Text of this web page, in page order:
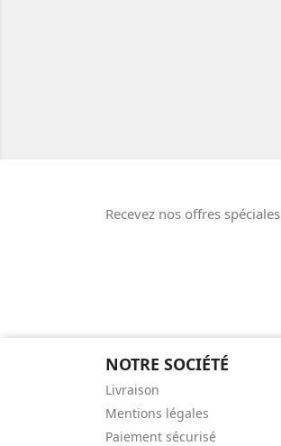
Recevez nos offres spéciales
NOTRE SOCIÉTÉ
Livraison
Mentions légales
Paiement sécurisé